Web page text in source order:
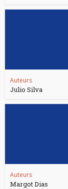
Auteurs
Julio Silva
Auteurs
Margot Dias